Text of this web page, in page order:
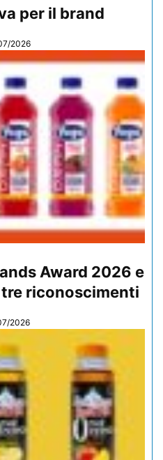
per il brand
2026
Award 2026 e
riconoscimenti
2026